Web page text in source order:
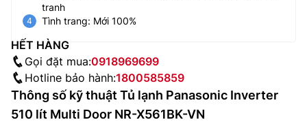
tranh
Tình trang: Mới 100%
HẾT HÀNG
Gọi đặt mua:0918969699
Hotline bảo hành:1800585859
Thông số kỹ thuật Tủ lạnh Panasonic Inverter
510 lít Multi Door NR-X561BK-VN